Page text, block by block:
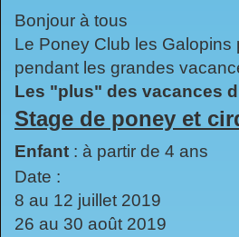
Bonjour à tous
Le Poney Club les Galopins
pendant les grandes
Les "plus" des vacances
Stage de poney et
Enfant : à partir de 4 ans
Date :
8 au 12 juillet 2019
26 au 30 août 2019